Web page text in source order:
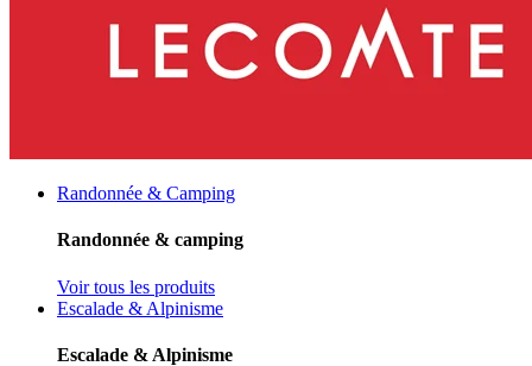
Randonnée & Camping
Randonnée & camping
Voir tous les produits
Escalade & Alpinisme
Escalade & Alpinisme